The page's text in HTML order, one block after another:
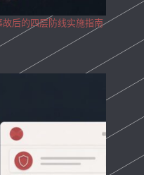
后的四层防线实施指南